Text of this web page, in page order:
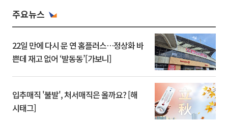
주요뉴스
22일 만에 다시 문 연 홈플러스…정상화 바
쁜데 재고 없어 ‘발동동’[가보니]
입추매직 '불발', 처서매직은 올까요? [해
시태그]